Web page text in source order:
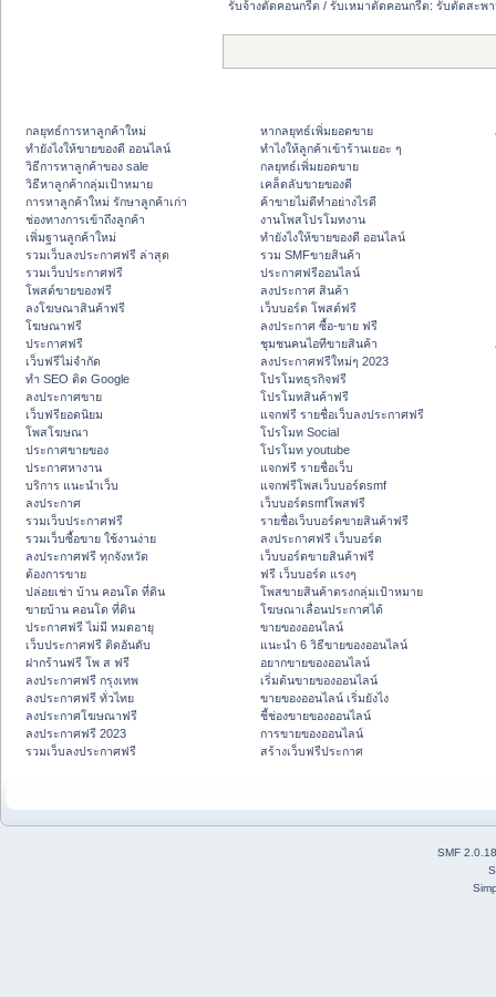
รับจ้างตัดคอนกรีต / รับเหมาตัดคอนกรีต: รับตัดสะพ
กลยุทธ์การหาลูกค้าใหม่
ทํายังไงให้ขายของดี ออนไลน์
วิธีการหาลูกค้าของ sale
วิธีหาลูกค้ากลุ่มเป้าหมาย
การหาลูกค้าใหม่ รักษาลูกค้าเก่า
ช่องทางการเข้าถึงลูกค้า
เพิ่มฐานลูกค้าใหม่
รวมเว็บลงประกาศฟรี ล่าสุด
รวมเว็บประกาศฟรี
โพสต์ขายของฟรี
ลงโฆษณาสินค้าฟรี
โฆษณาฟรี
ประกาศฟรี
เว็บฟรีไม่จำกัด
ทำ SEO ติด Google
ลงประกาศขาย
เว็บฟรียอดนิยม
โพสโฆษณา
ประกาศขายของ
ประกาศหางาน
บริการ แนะนำเว็บ
ลงประกาศ
รวมเว็บประกาศฟรี
รวมเว็บซื้อขาย ใช้งานง่าย
ลงประกาศฟรี ทุกจังหวัด
ต้องการขาย
ปล่อยเช่า บ้าน คอนโด ที่ดิน
ขายบ้าน คอนโด ที่ดิน
ประกาศฟรี ไม่มี หมดอายุ
เว็บประกาศฟรี ติดอันดับ
ฝากร้านฟรี โพ ส ฟรี
ลงประกาศฟรี กรุงเทพ
ลงประกาศฟรี ทั่วไทย
ลงประกาศโฆษณาฟรี
ลงประกาศฟรี 2023
รวมเว็บลงประกาศฟรี
หากลยุทธ์เพิ่มยอดขาย
ทําไงให้ลูกค้าเข้าร้านเยอะ ๆ
กลยุทธ์เพิ่มยอดขาย
เคล็ดลับขายของดี
ค้าขายไม่ดีทำอย่างไรดี
งานโพสโปรโมทงาน
ทํายังไงให้ขายของดี ออนไลน์
รวม SMFขายสินค้า
ประกาศฟรีออนไลน์
ลงประกาศ สินค้า
เว็บบอร์ด โพสต์ฟรี
ลงประกาศ ซื้อ-ขาย ฟรี
ชุมชนคนไอทีขายสินค้า
ลงประกาศฟรีใหม่ๆ 2023
โปรโมทธุรกิจฟรี
โปรโมทสินค้าฟรี
แจกฟรี รายชื่อเว็บลงประกาศฟรี
โปรโมท Social
โปรโมท youtube
แจกฟรี รายชื่อเว็บ
แจกฟรีโพสเว็บบอร์ดsmf
เว็บบอร์ดsmfโพสฟรี
รายชื่อเว็บบอร์ดขายสินค้าฟรี
ลงประกาศฟรี เว็บบอร์ด
เว็บบอร์ดขายสินค้าฟรี
ฟรี เว็บบอร์ด แรงๆ
โพสขายสินค้าตรงกลุ่มเป้าหมาย
โฆษณาเลื่อนประกาศได้
ขายของออนไลน์
แนะนำ 6 วิธีขายของออนไลน์
อยากขายของออนไลน์
เริ่มต้นขายของออนไลน์
ขายของออนไลน์ เริ่มยังไง
ชี้ช่องขายของออนไลน์
การขายของออนไลน์
สร้างเว็บฟรีประกาศ
SMF 2.0.18